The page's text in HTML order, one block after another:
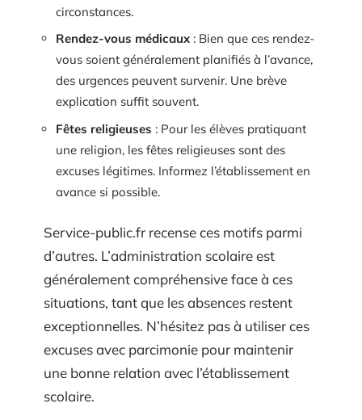
circonstances.
Rendez-vous médicaux : Bien que ces rendez-
vous soient généralement planifiés à l’avance,
des urgences peuvent survenir. Une brève
explication suffit souvent.
Fêtes religieuses : Pour les élèves pratiquant
une religion, les fêtes religieuses sont des
excuses légitimes. Informez l’établissement en
avance si possible.
Service-public.fr recense ces motifs parmi
d’autres. L’administration scolaire est
généralement compréhensive face à ces
situations, tant que les absences restent
exceptionnelles. N’hésitez pas à utiliser ces
excuses avec parcimonie pour maintenir
une bonne relation avec l’établissement
scolaire.